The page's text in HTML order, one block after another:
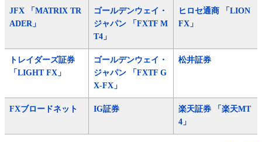
JFX 「MATRIX TR
ADER」
ゴールデンウェイ・
ジャパン 「FXTF M
T4」
ヒロセ通商 「LION
FX」
トレイダーズ証券
「LIGHT FX」
ゴールデンウェイ・
ジャパン 「FXTF G
X-FX」
松井証券
FXブロードネット IG証券
楽天証券 「楽天MT
4」